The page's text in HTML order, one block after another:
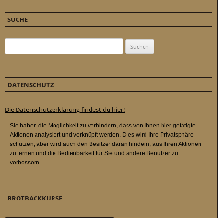
SUCHE
DATENSCHUTZ
Die Datenschutzerklärung findest du hier!
BROTBACKKURSE